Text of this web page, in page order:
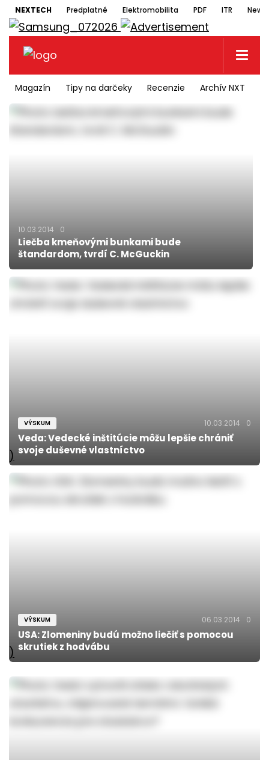
NEXTECH Predplatné Elektromobilita PDF ITR
Magazín Tipy na darčeky Recenzie Archív NXT
10.03.2014 0
Liečba kmeňovými bunkami bude
štandardom, tvrdí C. McGuckin
)
VÝSKUM 10.03.2014 0
Veda: Vedecké inštitúcie môžu lepšie chrániť
svoje duševné vlastníctvo
)
VÝSKUM 06.03.2014 0
USA: Zlomeniny budú možno liečiť s pomocou
skrutiek z hodvábu